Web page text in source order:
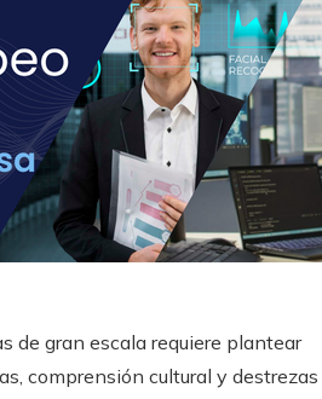
de gran escala requiere plantear
comprensión cultural y destrezas